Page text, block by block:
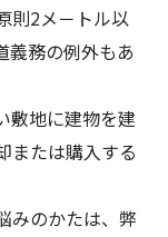
則2メ－トル以
務の例外もあ
敷地に建物を建
または購入する
みのかたは、弊